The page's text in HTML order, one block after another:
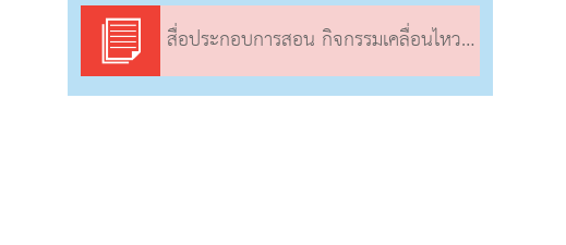
สื่อประกอบการสอน กิจกรรมเคลื่อนไหวและจังหวะ